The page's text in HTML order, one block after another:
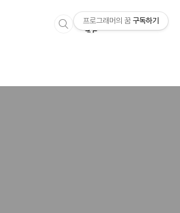
프로그래머의 꿈 구독하기